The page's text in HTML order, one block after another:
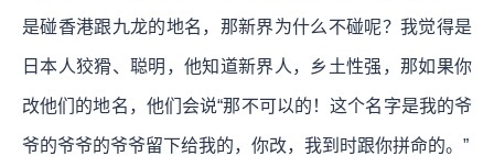
是碰香港跟九龙的地名，那新界为什么不碰呢？我觉得是
日本人狡猾、聪明，他知道新界人，乡土性强，那如果你
改他们的地名，他们会说“那不可以的！这个名字是我的爷
爷的爷爷的爷爷留下给我的，你改，我到时跟你拼命的。”